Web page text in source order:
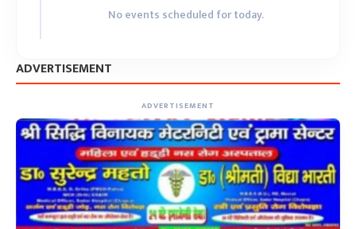
No events scheduled for today.
ADVERTISEMENT
ADVERTISEMENT